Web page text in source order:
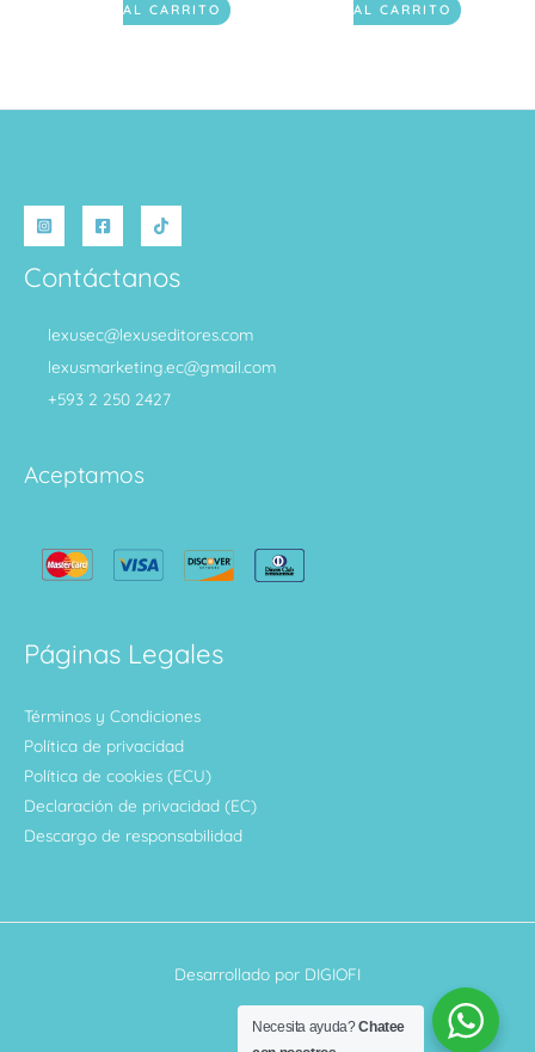
AL CARRITO
AL CARRITO
Contáctanos
lexusec@lexuseditores.com
lexusmarketing.ec@gmail.com
+593 2 250 2427
Aceptamos
Páginas Legales
Términos y Condiciones
Política de privacidad
Política de cookies (ECU)
Declaración de privacidad (EC)
Descargo de responsabilidad
Desarrollado por DIGIOFI
Necesita ayuda?Chatee